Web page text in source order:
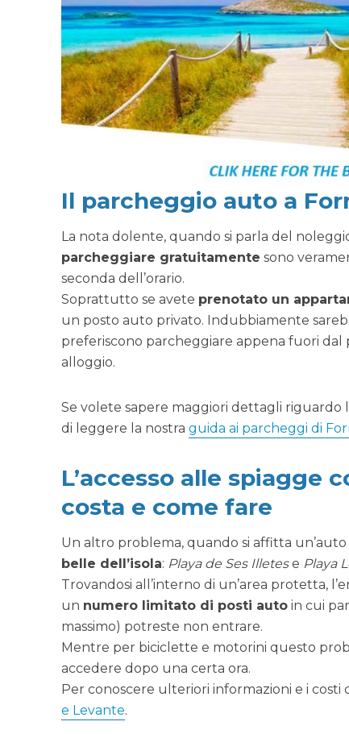
Il parcheggio auto a
La nota dolente, quando si parla del
parcheggiare gratuitamente sono
seconda dell’orario.
Soprattutto se avete prenotato un
un posto auto privato. Indubbiamente
preferiscono parcheggiare appena fuori dal
alloggio.
Se volete sapere maggiori dettagli riguardo
di leggere la nostra guida ai parcheggi di
L’accesso alle spiagge
costa e come fare
Un altro problema, quando si affitta
belle dell’isola: Playa de Ses Illetese Playa
Trovandosi all’interno di un’area protetta,
un numero limitato di posti autoin cui
massimo) potreste non entrare.
Mentre per biciclette e motorini questo
accedere dopo una certa ora.
Per conoscere ulteriori informazioni e i costi
e Levante.